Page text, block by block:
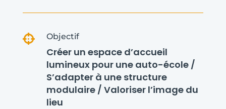
 Objectif
Créer un espace d’accueil
lumineux pour une auto-école /
S’adapter à une structure
modulaire / Valoriser l’image du
lieu